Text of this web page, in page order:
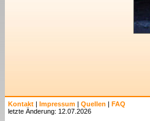
Kontakt | Impressum | Quellen | FAQ
letzte Änderung: 12.07.2026